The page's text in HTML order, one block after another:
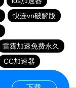
快连vn破解版
雷霆加速免费永久
CC加速器